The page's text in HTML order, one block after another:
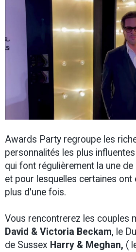
Awards Party regroupe les
personnalités les plus
qui font régulièrement la une
et pour lesquelles certaines ont
plus d'une fois.
Vous rencontrerez les couples
David & Victoria Beckam, le
de Sussex Harry & Meghan, (